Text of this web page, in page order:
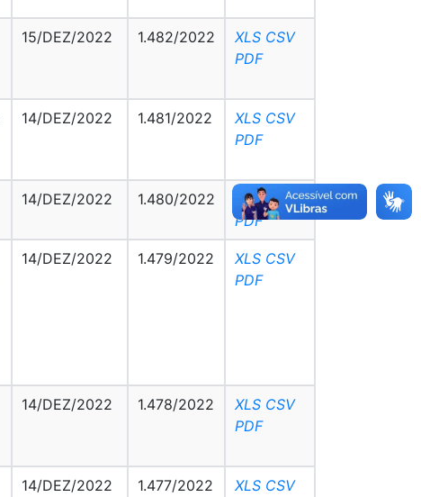
15/DEZ/2022 1.482/2022 XLS CSV
PDF
14/DEZ/2022 1.481/2022 XLS CSV
PDF
14/DEZ/2022 1.480/2022 XLS CSV
PDF
14/DEZ/2022 1.479/2022 XLS CSV
PDF
14/DEZ/2022 1.478/2022 XLS CSV
PDF
14/DEZ/2022 1.477/2022 XLS CSV